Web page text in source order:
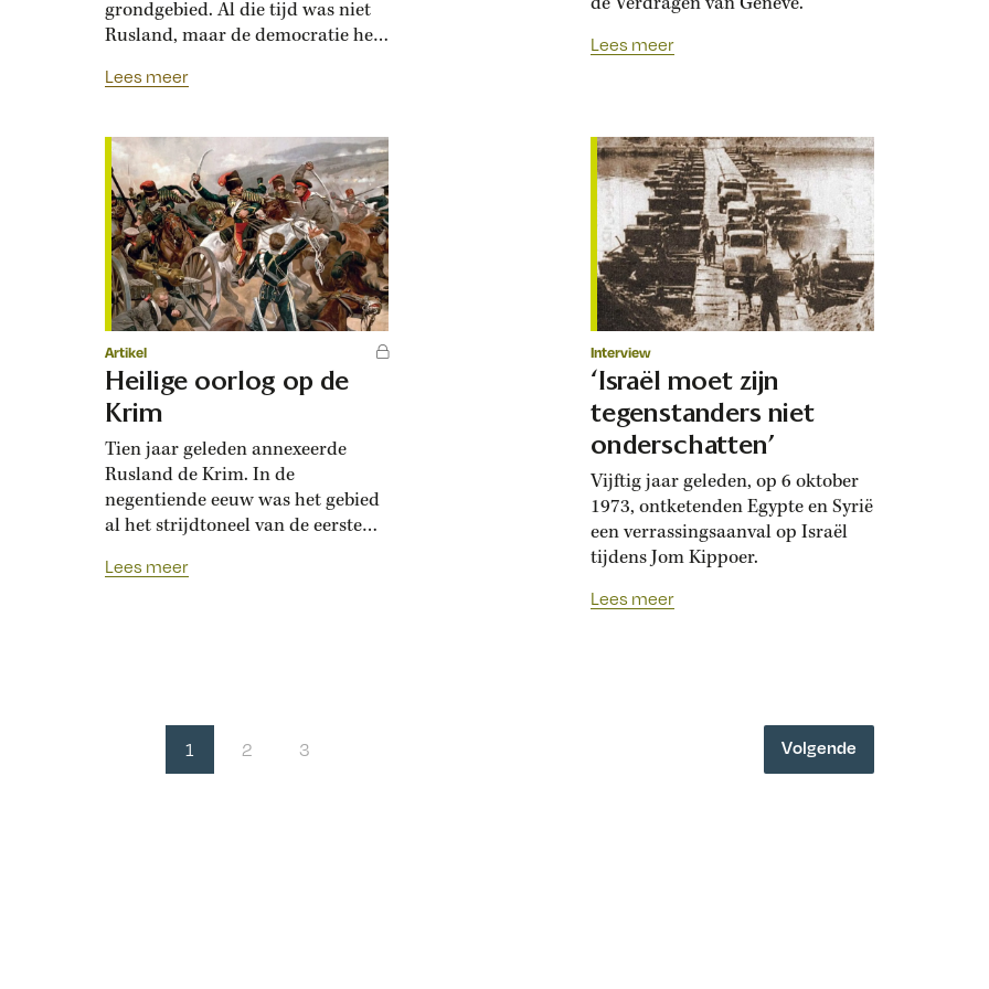
grondgebied. Al die tijd was niet
Rusland, maar de democratie het
vreesden dat een democratisch
lidstaten het tapijt onder de
alliantie vandaan zou trekken.
Een week lang stond het militaire
hoofdkwartier van de…
Lees meer
Lees meer
Artikel
Heilige oorlog op de
Krim
Tien jaar geleden annexeerde
Rusland de Krim. In de
negentiende eeuw was het gebied
al het strijdtoneel van de eerste
Lees meer
Interview
‘Israël moet zijn
tegenstanders niet
onderschatten’
Vijftig jaar geleden, op 6 oktober
1973, ontketenden Egypte en Syrië
een verrassingsaanval op Israël
tijdens Jom Kippoer.
Lees meer
1 2 3 Volgende